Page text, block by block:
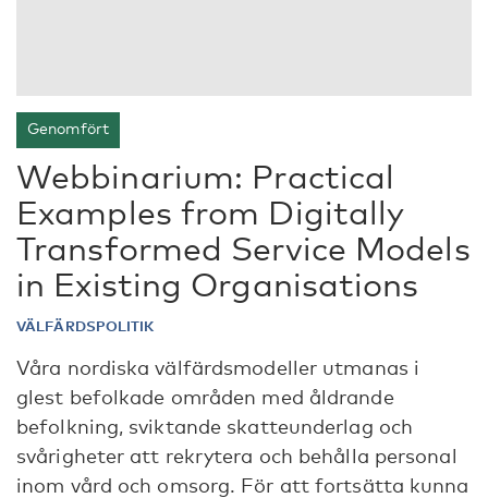
Genomfört
Webbinarium: Practical
Examples from Digitally
Transformed Service Models
in Existing Organisations
VÄLFÄRDSPOLITIK
Våra nordiska välfärdsmodeller utmanas i
glest befolkade områden med åldrande
befolkning, sviktande skatteunderlag och
svårigheter att rekrytera och behålla personal
inom vård och omsorg. För att fortsätta kunna